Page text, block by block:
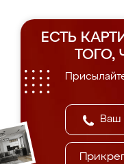
ЕСТЬ
ТОГО,